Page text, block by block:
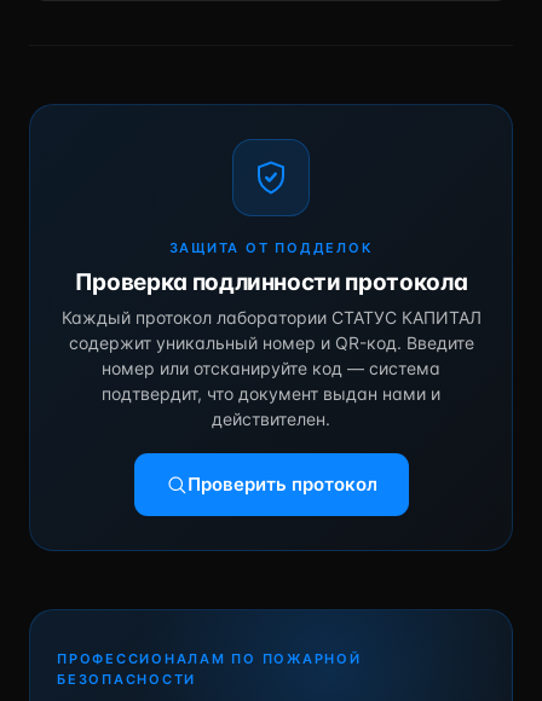
ЗАЩИТА ОТ ПОДДЕЛОК
Проверка подлинности протокола
Каждый протокол лаборатории СТАТУС КАПИТАЛ
содержит уникальный номер и QR-код. Введите
номер или отсканируйте код — система
подтвердит, что документ выдан нами и
действителен.
Проверить протокол
ПРОФЕССИОНАЛАМ ПО ПОЖАРНОЙ
БЕЗОПАСНОСТИ